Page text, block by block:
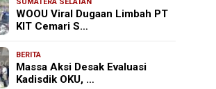
SUMATERA SELATAN
WOOU Viral Dugaan Limbah PT
KIT Cemari S…
BERITA
Massa Aksi Desak Evaluasi
Kadisdik OKU, …